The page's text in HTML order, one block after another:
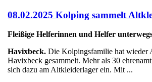
08.02.2025 Kolping sammelt
Fleißige Helferinnen und Helfer
Havixbeck. Die Kolpingsfamilie hat wieder
Havixbeck gesammelt. Mehr als 30
sich dazu am Altkleiderlager ein. Mit ...